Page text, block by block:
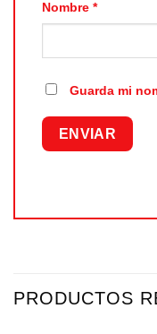
Nombre *
Guarda mi
PRODUCTOS